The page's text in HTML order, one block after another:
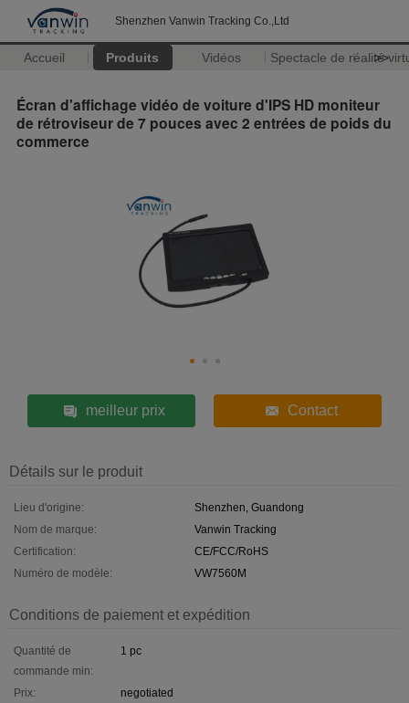
Shenzhen Vanwin Tracking Co.,Ltd
Accueil Produits Vidéos Spectacle de réalité
>>
Écran d'affichage vidéo de voiture d'IPS HD moniteur
de rétroviseur de 7 pouces avec 2 entrées de poids du
commerce
meilleur prix Contact
Détails sur le produit
Lieu d'origine:
Shenzhen, Guandong
Nom de marque:
Vanwin Tracking
Certification:
CE/FCC/RoHS
Numéro de modèle:
VW7560M
Conditions de paiement et expédition
Quantité de
commande min:
1 pc
Prix:
negotiated